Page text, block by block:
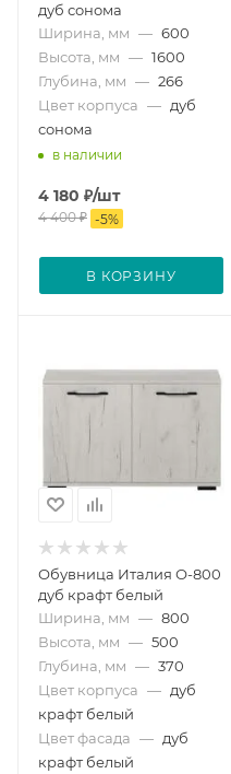
дуб сонома
Ширина, мм — 600
Высота, мм — 1600
Глубина, мм — 266
Цвет корпуса — дуб
сонома
в наличии
4 180 ₽/шт
4 400₽ -5%
В КОРЗИНУ
Обувница Италия О-800
дуб крафт белый
Ширина, мм — 800
Высота, мм — 500
Глубина, мм — 370
Цвет корпуса — дуб
крафт белый
Цвет фасада — дуб
крафт белый